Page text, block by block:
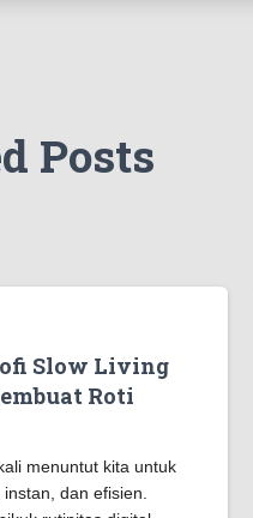
Posts
Slow Living
Roti
menuntut kita untuk
dan efisien.